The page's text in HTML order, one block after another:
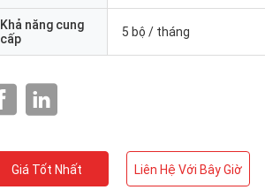
Khả năng cung
cấp
5 bộ / tháng
Giá Tốt Nhất Liên Hệ Với Bây Giờ